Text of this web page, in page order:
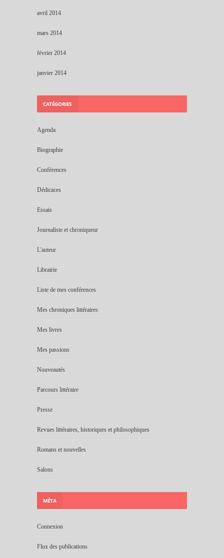
avril 2014
mars 2014
février 2014
janvier 2014
CATÉGORIES
Agenda
Biographie
Conférences
Dédicaces
Essais
Journaliste et chroniqueur
L'auteur
Librairie
Liste de mes conférences
Mes chroniques littéraires
Mes livres
Mes passions
Nouveautés
Parcours littéraire
Presse
Revues littéraires, historiques et philosophiques
Romans et nouvelles
Salons
MÉTA
Connexion
Flux des publications